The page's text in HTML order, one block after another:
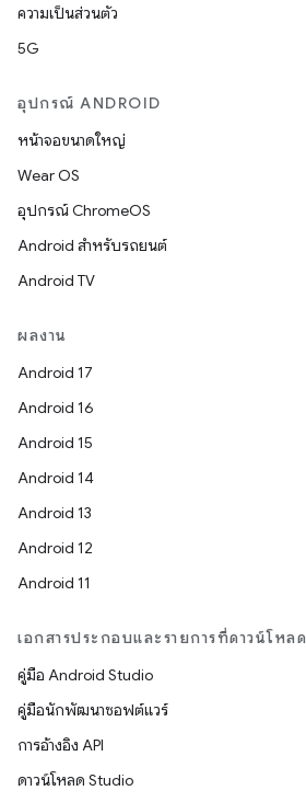
ความเป็นส่วนตัว
5G
อุปกรณ์ ANDROID
หน้าจอขนาดใหญ่
Wear OS
อุปกรณ์ ChromeOS
Android สำหรับรถยนต์
Android TV
ผลงาน
Android 17
Android 16
Android 15
Android 14
Android 13
Android 12
Android 11
เอกสารประกอบและรายการที่ดาวน์โหลด
คู่มือ Android Studio
คู่มือนักพัฒนาซอฟต์แวร์
การอ้างอิง API
ดาวน์โหลด Studio